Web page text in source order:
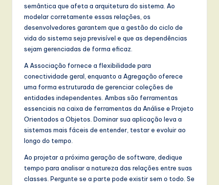
semântica que afeta a arquitetura do sistema. Ao
modelar corretamente essas relações, os
desenvolvedores garantem que a gestão do ciclo de
vida do sistema seja previsível e que as dependências
sejam gerenciadas de forma eficaz.
A Associação fornece a flexibilidade para
conectividade geral, enquanto a Agregação oferece
uma forma estruturada de gerenciar coleções de
entidades independentes. Ambas são ferramentas
essenciais na caixa de ferramentas da Análise e Projeto
Orientados a Objetos. Dominar sua aplicação leva a
sistemas mais fáceis de entender, testar e evoluir ao
longo do tempo.
Ao projetar a próxima geração de software, dedique
tempo para analisar a natureza das relações entre suas
classes. Pergunte se a parte pode existir sem o todo. Se